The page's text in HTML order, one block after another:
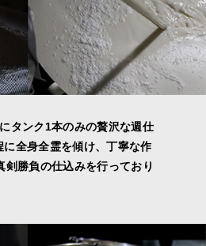
タンク1本のみの贅沢な週仕
全身全霊を傾け、丁寧な作
剣勝負の仕込みを行っており